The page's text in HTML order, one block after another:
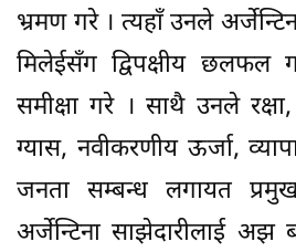
भ्रमण गरे । त्यहाँ उनले
मिलेईसँग द्विपक्षीय छलफल
समीक्षा गरे । साथै उनले
ग्यास, नवीकरणीय ऊर्जा,
जनता सम्बन्ध लगायत प्रमुख
अर्जेन्टिना साझेदारीलाई अझ